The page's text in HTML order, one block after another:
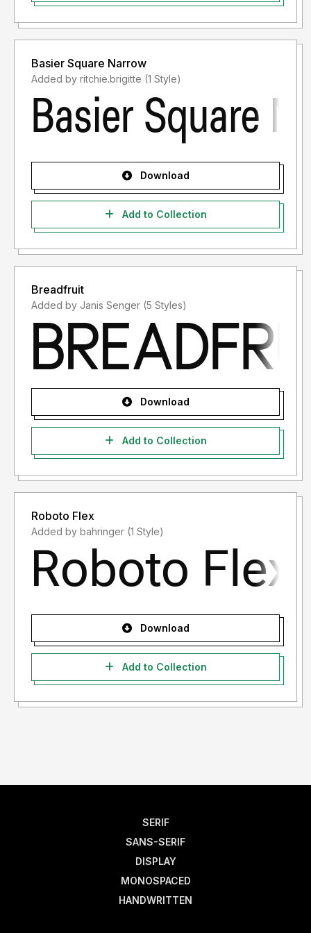
Basier Square Narrow
Added by ritchie.brigitte (1 Style)
Download
Add to Collection
Breadfruit
Added by Janis Senger (5 Styles)
Download
Add to Collection
Roboto Flex
Added by bahringer (1 Style)
Download
Add to Collection
SERIF
SANS-SERIF
DISPLAY
MONOSPACED
HANDWRITTEN